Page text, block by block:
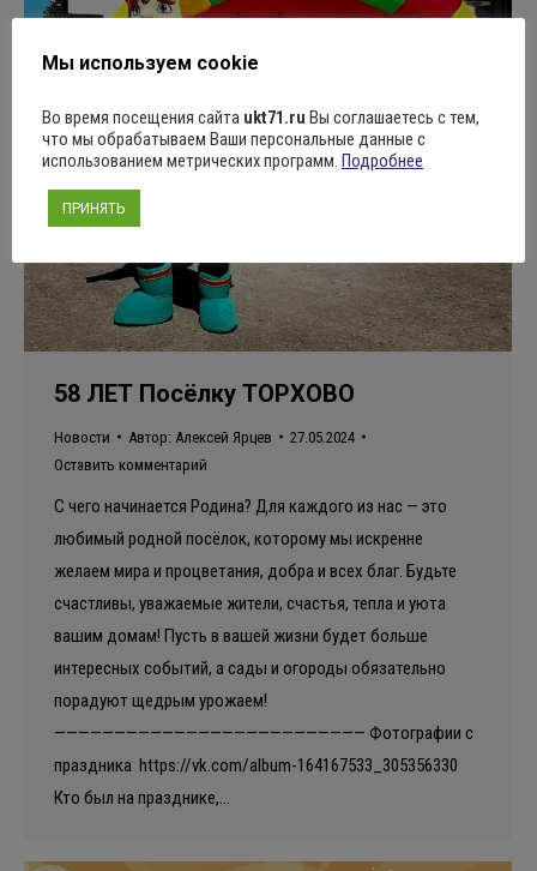
58 ЛЕТ Посёлку ТОРХОВО
Новости Автор: Алексей Ярцев
27.05.2024
Оставить комментарий
С чего начинается Родина? Для каждого из нас — это
любимый родной посёлок, которому мы искренне
желаем мира и процветания, добра и всех благ. Будьте
счастливы, уважаемые жители, счастья, тепла и уюта
вашим домам! Пусть в вашей жизни будет больше
интересных событий, а сады и огороды обязательно
порадуют щедрым урожаем!
—————————————————————————— Фотографии с
праздника https://vk.com/album-164167533_305356330
Кто был на празднике,…
Мы используем cookie
Во время посещения сайта ukt71.ru Вы соглашаетесь с тем,
что мы обрабатываем Ваши персональные данные с
использованием метрических программ. Подробнее
ПРИНЯТЬ